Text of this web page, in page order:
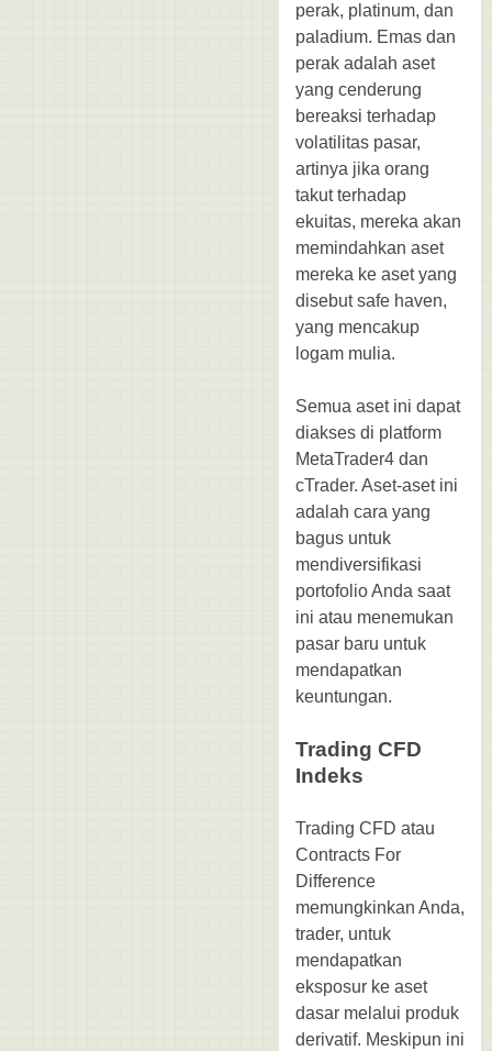
perak, platinum, dan
paladium. Emas dan
perak adalah aset
yang cenderung
bereaksi terhadap
volatilitas pasar,
artinya jika orang
takut terhadap
ekuitas, mereka akan
memindahkan aset
mereka ke aset yang
disebut safe haven,
yang mencakup
logam mulia.
Semua aset ini dapat
diakses di platform
MetaTrader4 dan
cTrader. Aset-aset ini
adalah cara yang
bagus untuk
mendiversifikasi
portofolio Anda saat
ini atau menemukan
pasar baru untuk
mendapatkan
keuntungan.
Trading CFD
Indeks
Trading CFD atau
Contracts For
Difference
memungkinkan Anda,
trader, untuk
mendapatkan
eksposur ke aset
dasar melalui produk
derivatif. Meskipun ini